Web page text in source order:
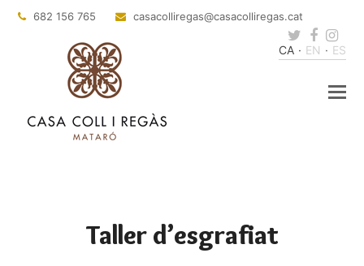
682 156 765 casacolliregas@casacolliregas.cat
Twitter
CA EN ES
Taller d’esgrafiat